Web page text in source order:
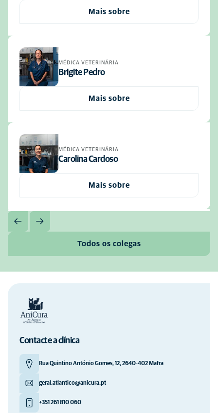
Mais sobre
MÉDICA VETERINÁRIA
Brigite Pedro
Mais sobre
MÉDICA VETERINÁRIA
Carolina Cardoso
Mais sobre
Todos os colegas
Contacte a clínica
Rua Quintino António Gomes, 12, 2640-402 Mafra
geral.atlantico@anicura.pt
+351 261 810 060